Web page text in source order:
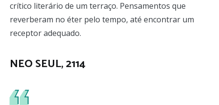
crítico literário de um terraço. Pensamentos que
reverberam no éter pelo tempo, até encontrar um
receptor adequado.
NEO SEUL, 2114